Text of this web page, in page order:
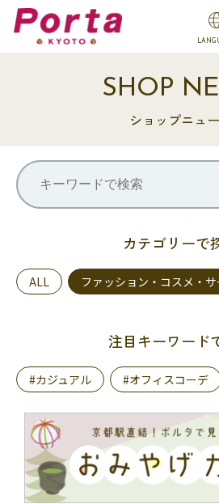
SHOP
ショップニュ
カテゴリーで
ALL ファッション・コスメ・
注目キーワード
#カジュアル #オフィスコーデ